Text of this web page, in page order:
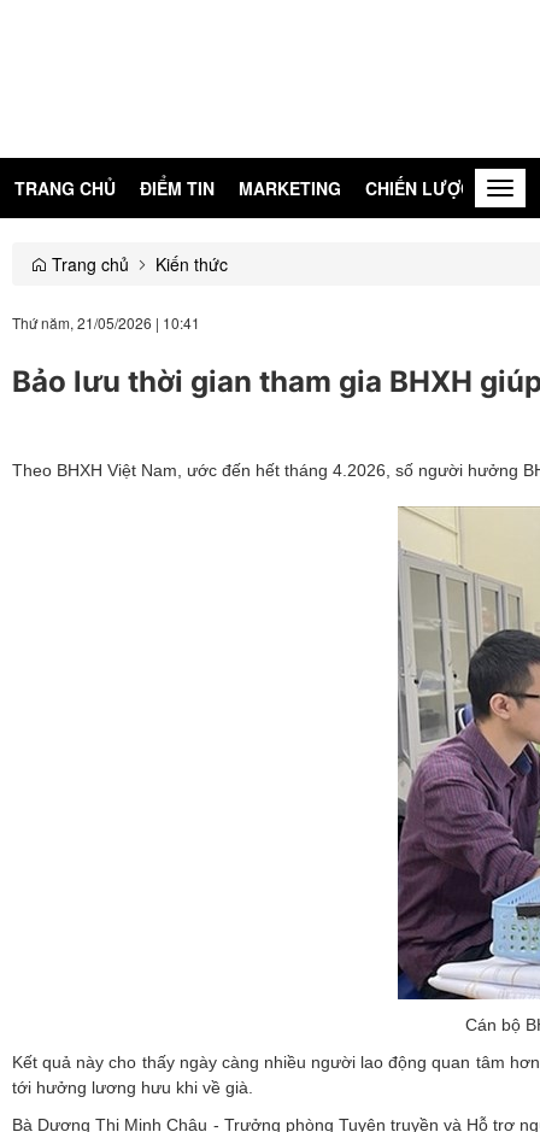
TRANG CHỦ ĐIỂM TIN MARKETING CHIẾN LƯỢC
Trang chủ Kiến thức
Thứ năm, 21/05/2026 | 10:41
Bảo lưu thời gian tham gia BHXH
Theo BHXH Việt Nam, ước đến hết tháng 4.2026, số người hưởng
Cán bộ
Kết quả này cho thấy ngày càng nhiều người lao động quan tâm
tới hưởng lương hưu khi về già.
Bà Dương Thị Minh Châu - Trưởng phòng Tuyên truyền và Hỗ trợ